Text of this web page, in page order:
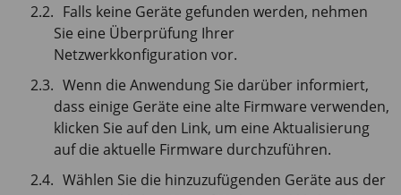
Falls keine Geräte gefunden werden, nehmen
Sie eine Überprüfung Ihrer
Netzwerkkonfiguration vor.
Wenn die Anwendung Sie darüber informiert,
dass einige Geräte eine alte Firmware verwenden,
klicken Sie auf den Link, um eine Aktualisierung
auf die aktuelle Firmware durchzuführen.
Wählen Sie die hinzuzufügenden Geräte aus der